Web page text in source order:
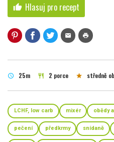
thumb_up Hlasuj pro recept
mail print
schedule 25m restaurant 2 porce star středně
LCHF, low carb mixér obědy
pečení předkrmy snídaně